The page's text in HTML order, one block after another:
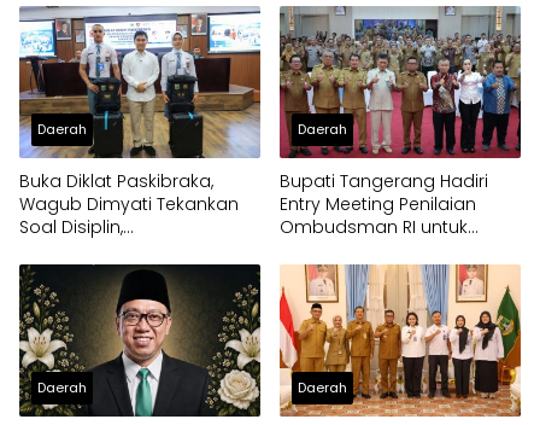
Daerah
Buka Diklat Paskibraka,
Wagub Dimyati Tekankan
Soal Disiplin,
Prestasi Akademik
Daerah
Bupati Tangerang Hadiri
Entry Meeting Penilaian
Ombudsman RI untuk
Pelayanan Publik
Daerah Daerah